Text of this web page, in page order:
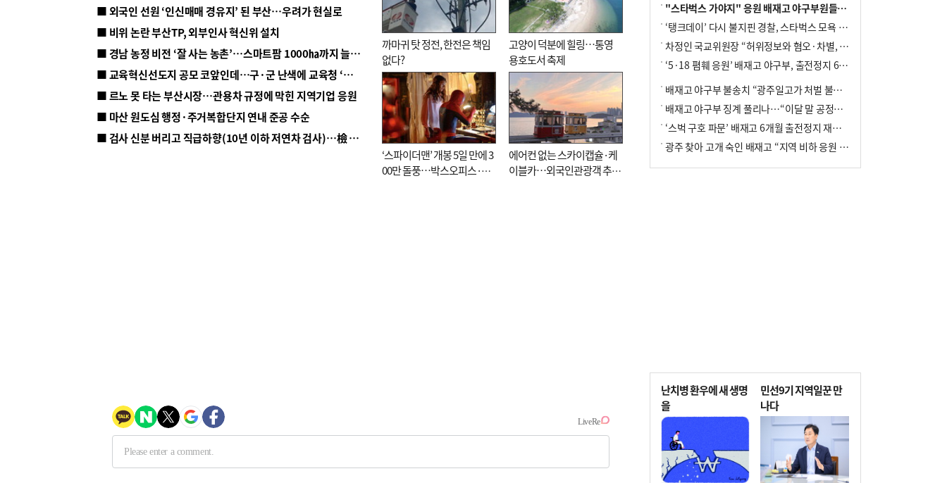
■ 외국인 선원 ‘인신매매 경유지’ 된 부산…우려가 현실로
■ 비위 논란 부산TP, 외부인사 혁신위 설치
■ 경남 농정 비전 ‘잘 사는 농촌’…스마트팜 1000㏊까지 늘린다
■ 교육혁신선도지 공모 코앞인데…구·군 난색에 교육청 ‘쩔쩔’
■ 르노 못 타는 부산시장…관용차 규정에 막힌 지역기업 응원
■ 마산 원도심 행정·주거복합단지 연내 준공 수순
■ 검사 신분 버리고 직급하향(10년 이하 저연차 검사)…檢 중수청행 기피
까마귀 탓 정전, 한전은 책임
없다?
고양이 덕분에 힐링…통영
용호도서 축제
‘스파이더맨’ 개봉 5일 만에 3
00만 돌풍…박스오피스·예
에어컨 없는 스카이캡슐·케
이블카…외국인관광객 추억
"스타벅스 가야지" 응원 배재고 야구부원들, 학교서 징계 처분
‘탱크데이’ 다시 불지핀 경찰, 스타벅스 모욕 혐의 압수수색
차정인 국교위원장 “허위정보와 혐오·차별, 학교 교실까지 유입"
‘5·18 폄훼 응원’ 배재고 야구부, 출전정지 6개월→1개월 감경
배재고 야구부 불송치 “광주일고가 처벌 불원 의사 표해”
배재고 야구부 징계 풀리나…“이달 말 공정위서 재심의”
‘스벅 구호 파문’ 배재고 6개월 출전정지 재심 신청키로
광주 찾아 고개 숙인 배재고 “지역 비하 응원 잘못”(종합)
난치병 환우에 새 생명
을
민선9기 지역일꾼 만
나다